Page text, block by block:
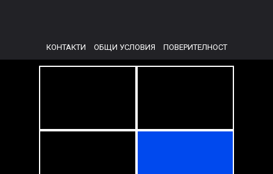
КОНТАКТИ ОБЩИ УСЛОВИЯ ПОВЕРИТЕЛНОСТ